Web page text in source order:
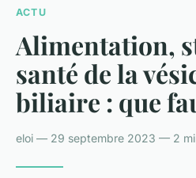
ACTU
Alimentation,
santé de la
biliaire : que
eloi — 29 septembre 2023 — 2